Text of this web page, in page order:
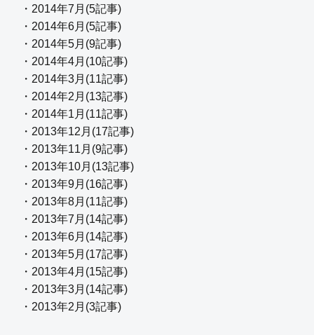
・2014年7月(5記事)
・2014年6月(5記事)
・2014年5月(9記事)
・2014年4月(10記事)
・2014年3月(11記事)
・2014年2月(13記事)
・2014年1月(11記事)
・2013年12月(17記事)
・2013年11月(9記事)
・2013年10月(13記事)
・2013年9月(16記事)
・2013年8月(11記事)
・2013年7月(14記事)
・2013年6月(14記事)
・2013年5月(17記事)
・2013年4月(15記事)
・2013年3月(14記事)
・2013年2月(3記事)